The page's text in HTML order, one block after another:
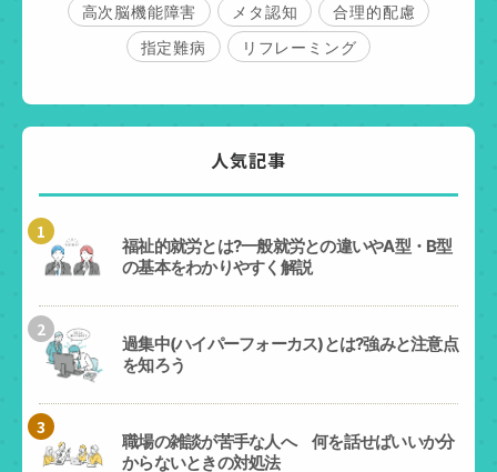
高次脳機能障害
メタ認知
合理的配慮
指定難病
リフレーミング
人気記事
1
福祉的就労とは?一般就労との違いやA型・B型
の基本をわかりやすく解説
2
過集中(ハイパーフォーカス)とは?強みと注意点
を知ろう
3
職場の雑談が苦手な人へ 何を話せばいいか分
からないときの対処法